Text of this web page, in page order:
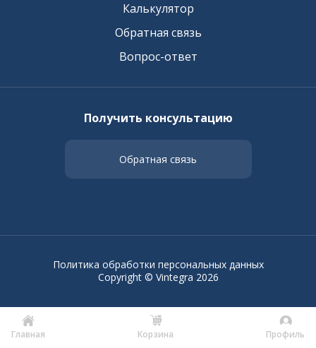
Главная Корзина Профиль
Калькулятор
Обратная связь
Вопрос-ответ
Получить консультацию
Обратная связь
Copyright © Vintegra 2026
Политика обработки персональных данных